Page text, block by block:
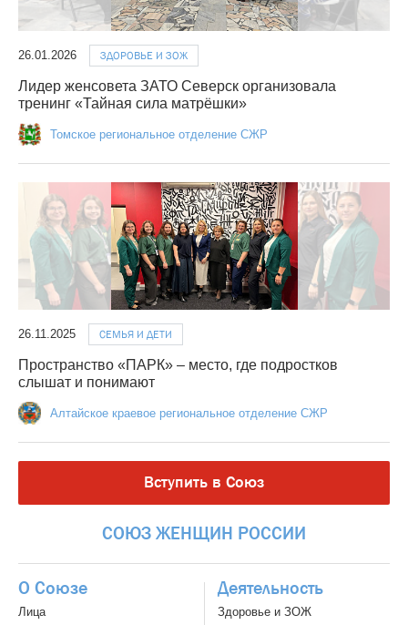
26.01.2026 ЗДОРОВЬЕ И ЗОЖ
Лидер женсовета ЗАТО Северск организовала
тренинг «Тайная сила матрёшки»
Томское региональное отделение СЖР
26.11.2025 СЕМЬЯ И ДЕТИ
Пространство «ПАРК» – место, где подростков
слышат и понимают
Алтайское краевое региональное отделение СЖР
Вступить в Союз
СОЮЗ ЖЕНЩИН РОССИИ
О Союзе
Лица
Деятельность
Здоровье и ЗОЖ